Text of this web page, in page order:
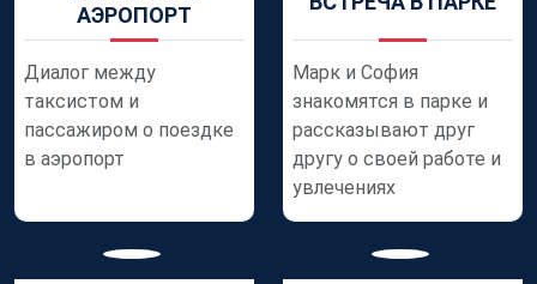
АЭРОПОРТ
Диалог между
таксистом и
пассажиром о поездке
в аэропорт
Марк и София
знакомятся в парке и
рассказывают друг
другу о своей работе и
увлечениях